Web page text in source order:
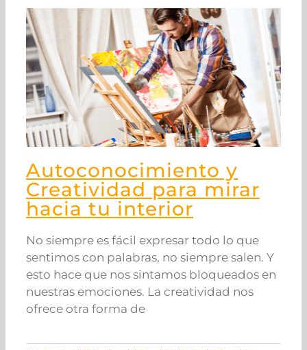
Autoconocimiento y
Creatividad para mirar
hacia tu interior
No siempre es fácil expresar todo lo que
sentimos con palabras, no siempre salen. Y
esto hace que nos sintamos bloqueados en
nuestras emociones. La creatividad nos
ofrece otra forma de